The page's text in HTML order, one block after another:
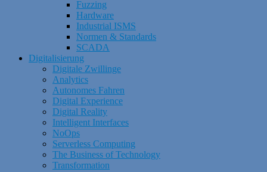
Fuzzing
Hardware
Industrial ISMS
Normen & Standards
SCADA
Digitalisierung
Digitale Zwillinge
Analytics
Autonomes Fahren
Digital Experience
Digital Reality
Intelligent Interfaces
NoOps
Serverless Computing
The Business of Technology
Transformation